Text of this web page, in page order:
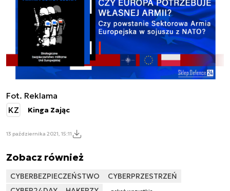
Fot. Reklama
KZ
Kinga Zając
13 października 2021, 15:11
Zobacz również
CYBERBEZPIECZEŃSTWO
CYBERPRZESTRZEŃ